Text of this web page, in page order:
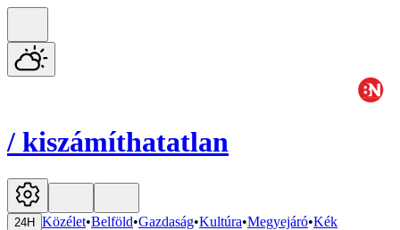
/ kiszámíthatatlan
24H Közélet•Belföld•Gazdaság•Kultúra•Megyejáró•Kék